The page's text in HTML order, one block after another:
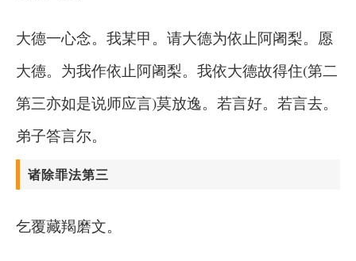
大德一心念。我某甲。请大德为依止阿阇梨。愿
大德。为我作依止阿阇梨。我依大德故得住(第二
第三亦如是说师应言)莫放逸。若言好。若言去。
弟子答言尔。
诸除罪法第三
乞覆藏羯磨文。